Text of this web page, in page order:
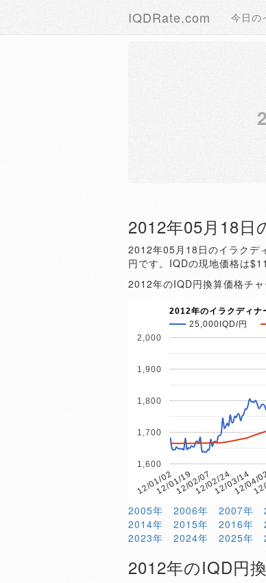
IQDRate.com 今日の
2012年05月18日
2012年05月18日のイラクデ
円です。IQDの現地価格は
2012年のIQD円換算価格チャ
2012年のイラクディナ
25,000IQD/円
12/01/0212/01/1912/02/0712/02/2412/03/14
12/04/
1,600
1,700
1,800
1,900
2,000
2005年 2006年 2007年
2014年
2015年 2016年
2023年
2024年 2025年
2012年のIQD円